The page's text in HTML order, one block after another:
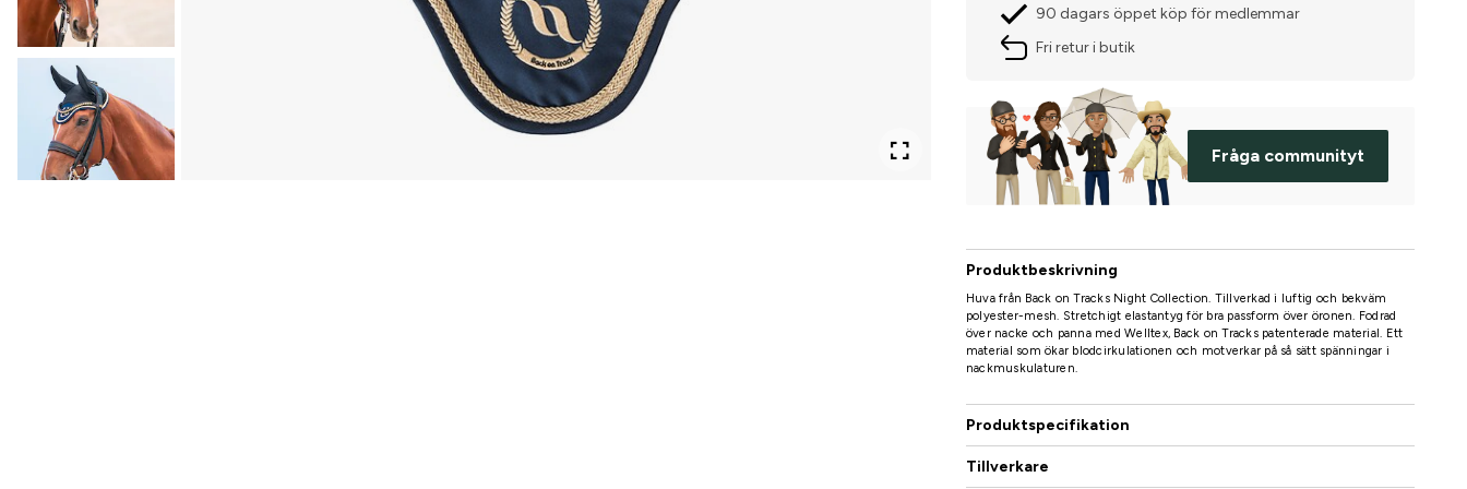
90 dagars öppet köp för medlemmar
Fri retur i butik
Fråga communityt
Produktbeskrivning
Huva från Back on Tracks Night Collection. Tillverkad i luftig och bekväm
polyester-mesh. Stretchigt elastantyg för bra passform över öronen. Fodrad
över nacke och panna med Welltex, Back on Tracks patenterade material. Ett
material som ökar blodcirkulationen och motverkar på så sätt spänningar i
nackmuskulaturen.
Produktspecifikation
Tillverkare